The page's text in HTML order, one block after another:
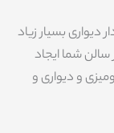
دیواری بسیار زیاد
شما ایجاد
و دیواری و